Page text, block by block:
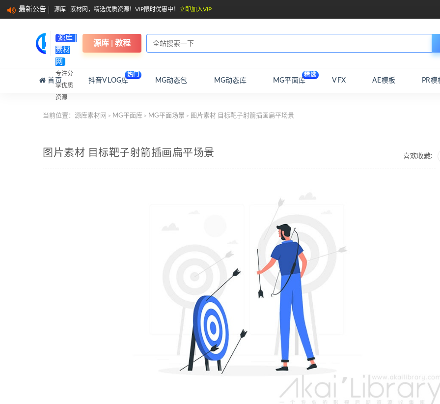
最新公告 源库 | 素材网，精选优质资源！VIP限时优惠中！ 立即加入VIP
源库 |
素材
网
专注分
享优质
资源
源库 | 教程
首页 抖音VLOG库
热门
MG动态包 MG动态库 MG平面库
精选
VFX AE模板 PR模
当前位置： 源库素材网 > MG平面库 > MG平面场景 > 图片素材 目标靶子射箭插画扁平场景
喜欢收藏:
图片素材 目标靶子射箭插画扁平场景